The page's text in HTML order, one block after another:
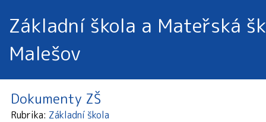
Základní škola a Mateřská
Malešov
Dokumenty ZŠ
Rubrika Základní škola